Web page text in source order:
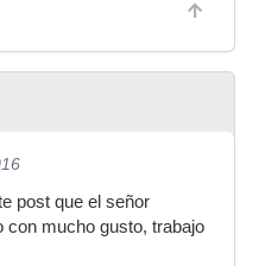
post que el señor
con mucho gusto, trabajo